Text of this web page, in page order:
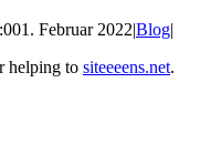
1. Februar 2022|Blog|
helping to siteeeens.net.